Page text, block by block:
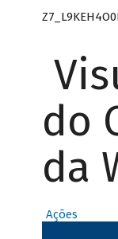
do
da
Ações